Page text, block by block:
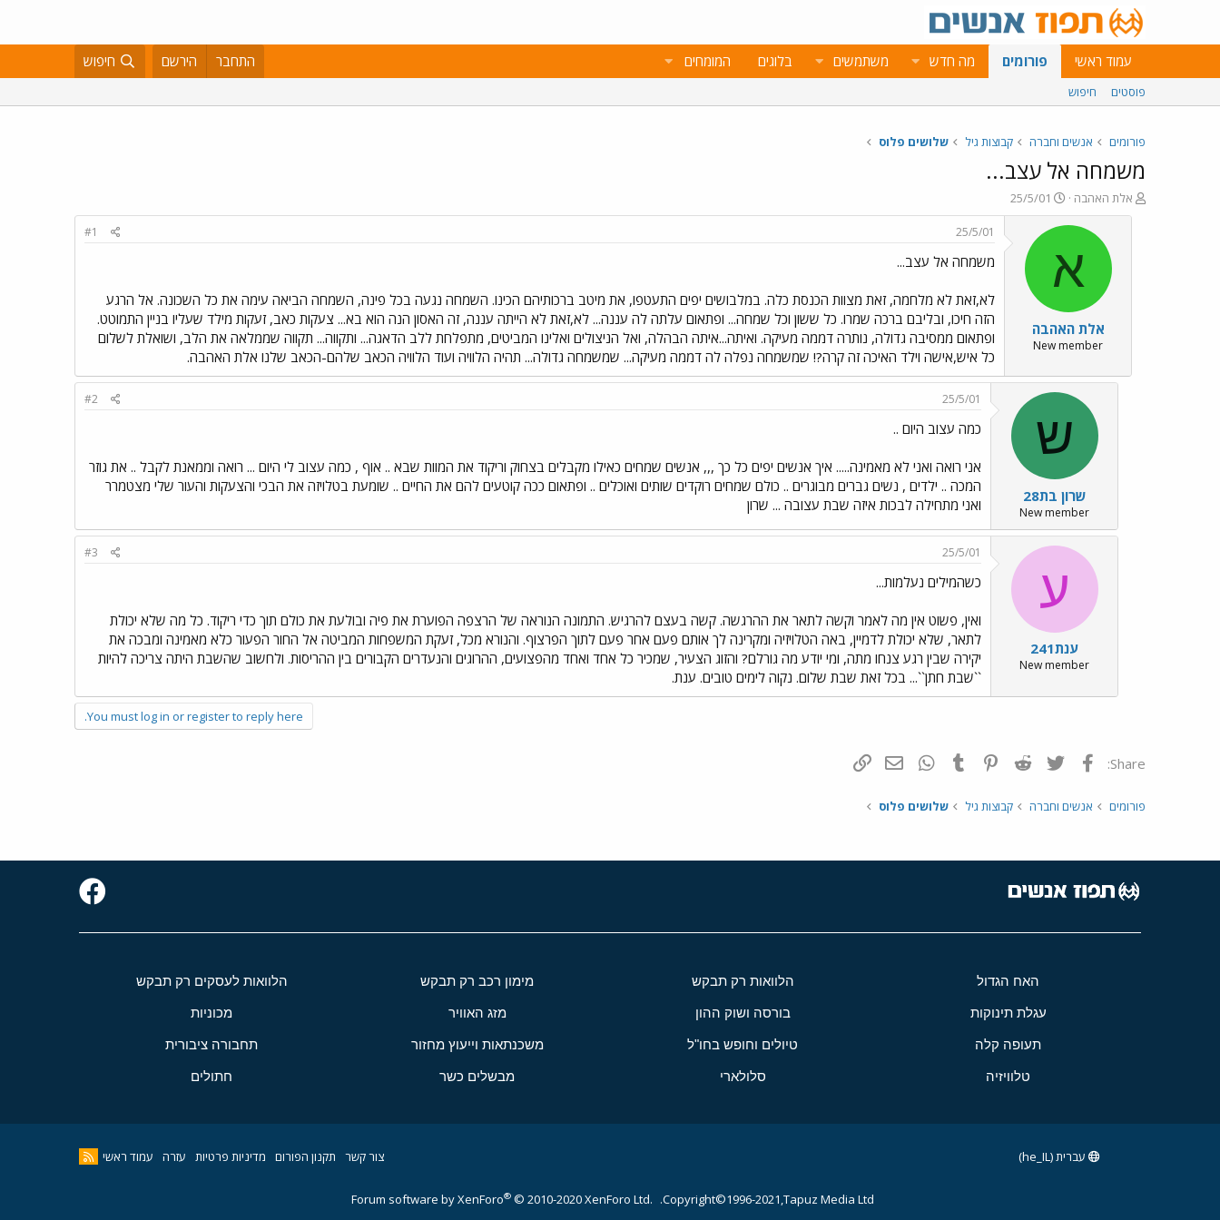
עמוד ראשי פורומים מה חדש משתמשים בלוגים המומחים התחבר הירשם חיפוש
פוסטים חיפוש
פורומים אנשים וחברה קבוצות גיל שלושים פלוס
משמחה אל עצב...
פ
ו
אלת האהבה
פ
ו
ר
א
ר
י
25/5/01
א
אלת האהבה
New member
25/5/01
#1
משמחה אל עצב...
לא,זאת לא מלחמה, זאת מצוות הכנסת כלה. במלבושים יפים התעטפו, את מיטב ברכותיהם הכינו. השמחה נגעה בכל פינה, השמחה הביאה עימה את כל השכונה. אל הרגע
הזה חיכו, ובליבם ברכה שמרו. כל ששון וכל שמחה... ופתאום עלתה לה עננה... לא,זאת לא הייתה עננה, זה האסון הנה הוא בא... צעקות כאב, זעקות מילד שעליו בניין התמוטט.
ופתאום ממסיבה גדולה, נותרה דממה מעיקה. ואיתה...איתה הבהלה, ואל הניצולים ואלינו המביטים, מתפלחת ללב הדאגה... ותקווה... תקווה שממלאה את הלב, ושואלת לשלום
כל איש,אישה וילד האיכה זה קרה?! שמשמחה נפלה לה דממה מעיקה... שמשמחה גדולה... תהיה הלוויה ועוד הלוויה הכאב שלהם-הכאב שלנו אלת האהבה.
ש
שרון בת28
New member
25/5/01
#2
כמה עצוב היום ..
אני רואה ואני לא מאמינה..... איך אנשים יפים כל כך ,,, אנשים שמחים כאילו מקבלים בצחוק וריקוד את המוות שבא .. אוף , כמה עצוב לי היום ... רואה וממאנת לקבל .. את גוזר
המכה .. ילדים , נשים גברים מבוגרים .. כולם שמחים רוקדים שותים ואוכלים .. ופתאום ככה קוטעים להם את החיים .. שומעת בטלויזה את הבכי והצעקות והעור שלי מצטמרר
ואני מתחילה לבכות איזה שבת עצובה ... שרון
ע
ענת241
New member
25/5/01
#3
כשהמילים נעלמות...
ואין, פשוט אין מה לאמר וקשה לתאר את ההרגשה. קשה בעצם להרגיש. התמונה הנוראה של הרצפה הפוערת את פיה ובולעת את כולם תוך כדי ריקוד. כל מה שלא יכולת
לתאר, שלא יכולת לדמיין, באה הטלויזיה ומקרינה לך אותם פעם אחר פעם לתוך הפרצוף. והנורא מכל, זעקת המשפחות המביטה אל החור הפעור כלא מאמינה ומבכה את
יקירה שבין רגע צנחו מתה, ומי יודע מה גורלם? והזוג הצעיר, שמכיר כל אחד ואחד מהפצועים, ההרוגים והנעדרים הקבורים בין ההריסות. ולחשוב שהשבת היתה צריכה להיות
``שבת חתן``... בכל זאת שבת שלום. נקוה לימים טובים. ענת.
You must log in or register to reply here.
Share: פייסבוק Twitter
Reddit
Pinterest
Tumblr
WhatsAppדואר אלקטרוני
פורומים אנשים וחברה קבוצות גיל שלושים פלוס
האח הגדול הלוואות רק תבקש מימון רכב רק תבקש הלוואות לעסקים רק תבקש
עגלת תינוקות בורסה ושוק ההון מזג האוויר מכוניות
תעופה קלה טיולים וחופש בחו"ל משכנתאות וייעוץ מחזור תחבורה ציבורית
טלוויזיה סלולארי מבשלים כשר חתולים
צור קשר תקנון הפורום מדיניות פרטיות עזרה עמוד ראשי עברית (he_IL)
Copyright©1996-2021,Tapuz Media Ltd.
Forum software by XenForo® © 2010-2020 XenForo Ltd.